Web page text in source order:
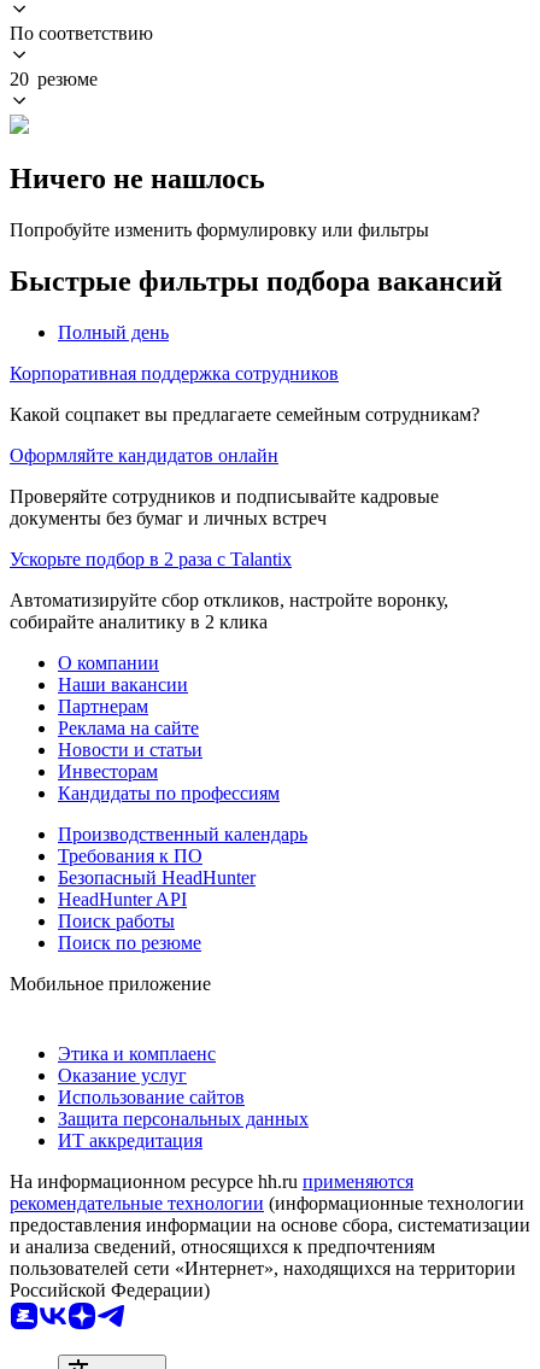
По соответствию
20 резюме
Ничего не нашлось
Попробуйте изменить формулировку или фильтры
Быстрые фильтры подбора вакансий
Полный день
Корпоративная поддержка сотрудников
Какой соцпакет вы предлагаете семейным сотрудникам?
Оформляйте кандидатов онлайн
Проверяйте сотрудников и подписывайте кадровые
документы без бумаг и личных встреч
Ускорьте подбор в 2 раза с Talantix
Автоматизируйте сбор откликов, настройте воронку,
собирайте аналитику в 2 клика
О компании
Наши вакансии
Партнерам
Реклама на сайте
Новости и статьи
Инвесторам
Кандидаты по профессиям
Производственный календарь
Требования к ПО
Безопасный HeadHunter
HeadHunter API
Поиск работы
Поиск по резюме
Мобильное приложение
Этика и комплаенс
Оказание услуг
Использование сайтов
Защита персональных данных
ИТ аккредитация
На информационном ресурсе hh.ru применяются
рекомендательные технологии (информационные технологии
предоставления информации на основе сбора, систематизации
и анализа сведений, относящихся к предпочтениям
пользователей сети «Интернет», находящихся на территории
Российской Федерации)